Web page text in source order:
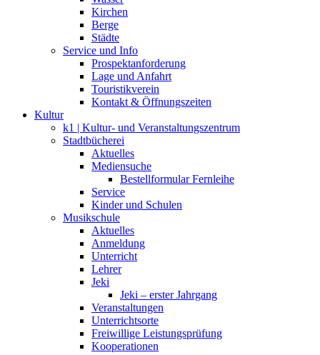
Kirchen
Berge
Städte
Service und Info
Prospektanforderung
Lage und Anfahrt
Touristikverein
Kontakt & Öffnungszeiten
Kultur
k1 | Kultur- und Veranstaltungszentrum
Stadtbücherei
Aktuelles
Mediensuche
Bestellformular Fernleihe
Service
Kinder und Schulen
Musikschule
Aktuelles
Anmeldung
Unterricht
Lehrer
Jeki
Jeki – erster Jahrgang
Veranstaltungen
Unterrichtsorte
Freiwillige Leistungsprüfung
Kooperationen